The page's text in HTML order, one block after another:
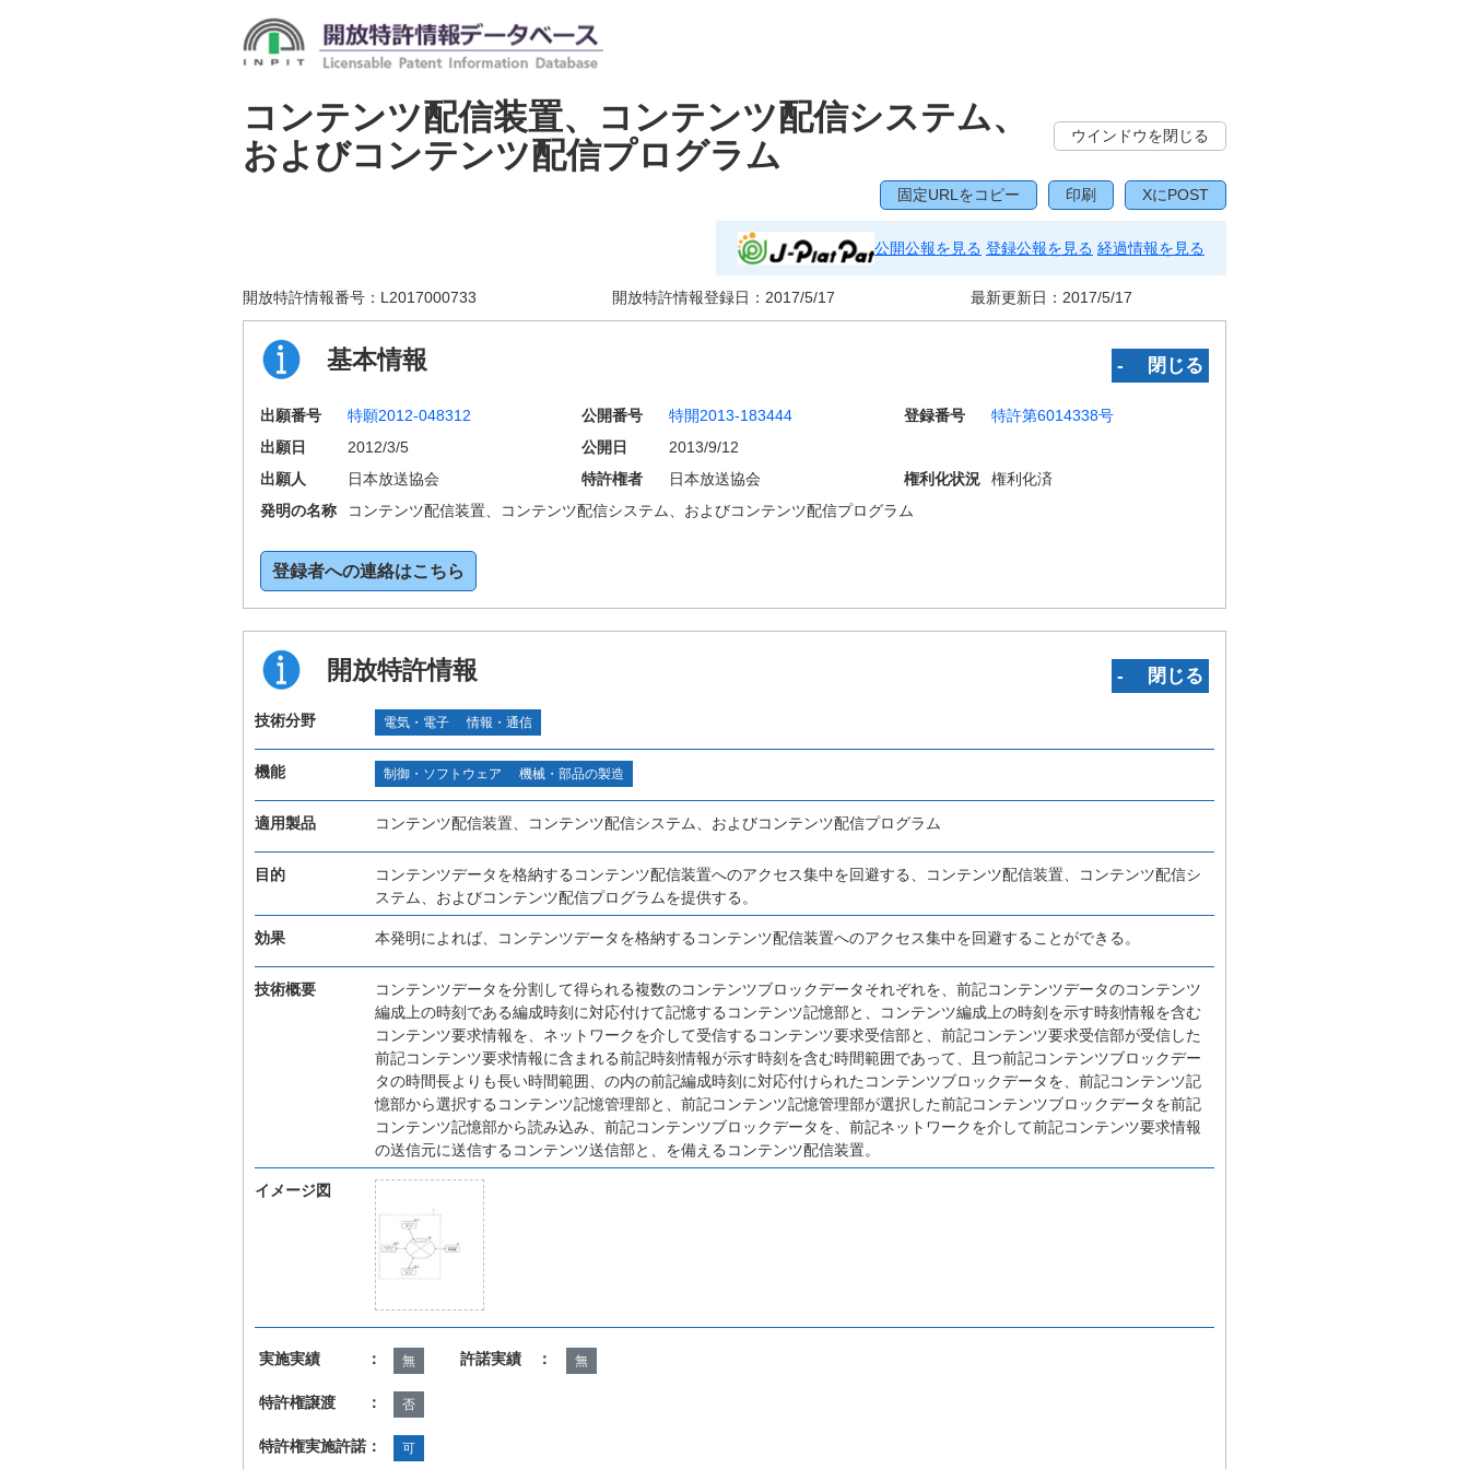
コンテンツ配信装置、コンテンツ配信システム、
およびコンテンツ配信プログラム
ウインドウを閉じる
固定URLをコピー 印刷 XにPOST
公開公報を見る 登録公報を見る 経過情報を見る
開放特許情報番号： L2017000733 開放特許情報登録日： 2017/5/17 最新更新日： 2017/5/17
基本情報 ‐ 閉じる
出願番号 特願2012-048312 公開番号 特開2013-183444 登録番号
特許第6014338号
出願日
2012/3/5 公開日
2013/9/12
出願人
日本放送協会 特許権者 日本放送協会 権利化状況
権利化済
発明の名称
コンテンツ配信装置、コンテンツ配信システム、およびコンテンツ配信プログラム
登録者への連絡はこちら
開放特許情報 ‐ 閉じる
技術分野 電気・電子 情報・通信
機能 制御・ソフトウェア 機械・部品の製造
適用製品 コンテンツ配信装置、コンテンツ配信システム、およびコンテンツ配信プログラム
目的
コンテンツデータを格納するコンテンツ配信装置へのアクセス集中を回避する、コンテンツ配信装置、コンテンツ配信シ
ステム、およびコンテンツ配信プログラムを提供する。
効果 本発明によれば、コンテンツデータを格納するコンテンツ配信装置へのアクセス集中を回避することができる。
技術概要
コンテンツデータを分割して得られる複数のコンテンツブロックデータそれぞれを、前記コンテンツデータのコンテンツ
編成上の時刻である編成時刻に対応付けて記憶するコンテンツ記憶部と、コンテンツ編成上の時刻を示す時刻情報を含む
コンテンツ要求情報を、ネットワークを介して受信するコンテンツ要求受信部と、前記コンテンツ要求受信部が受信した
前記コンテンツ要求情報に含まれる前記時刻情報が示す時刻を含む時間範囲であって、且つ前記コンテンツブロックデー
タの時間長よりも長い時間範囲、の内の前記編成時刻に対応付けられたコンテンツブロックデータを、前記コンテンツ記
憶部から選択するコンテンツ記憶管理部と、前記コンテンツ記憶管理部が選択した前記コンテンツブロックデータを前記
コンテンツ記憶部から読み込み、前記コンテンツブロックデータを、前記ネットワークを介して前記コンテンツ要求情報
の送信元に送信するコンテンツ送信部と、を備えるコンテンツ配信装置。
イメージ図
実施実績 ： 無 許諾実績 ： 無
特許権譲渡 ： 否
特許権実施許諾： 可